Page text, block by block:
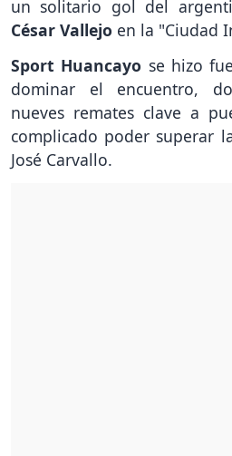
un solitario gol del
César Vallejo en la "Ciudad
Sport Huancayo se hizo
dominar el encuentro,
nueves remates clave a
complicado poder superar
José Carvallo.